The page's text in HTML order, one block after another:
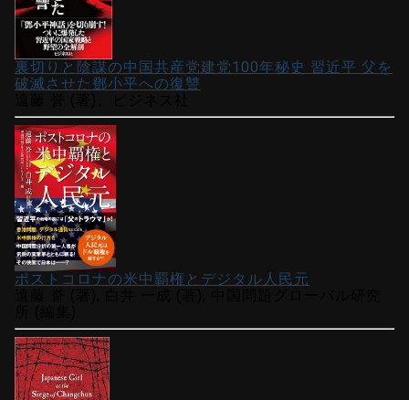
裏切りと陰謀の中国共産党建党100年秘史 習近平 父を
破滅させた鄧小平への復讐
ポストコロナの米中覇権とデジタル人民元